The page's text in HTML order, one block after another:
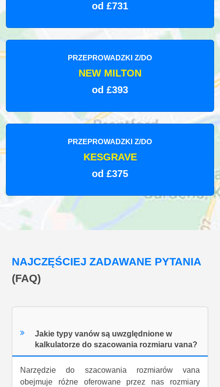
od £731
PRZEPROWADZKI Z/DO
NEW MILTON
od £393
PRZEPROWADZKI Z/DO
KESGRAVE
od £375
NAJCZĘŚCIEJ ZADAWANE PYTANIA
(FAQ)
Jakie typy vanów są uwzględnione w
kalkulatorze do szacowania rozmiaru vana?
Narzędzie do szacowania rozmiarów vana
obejmuje różne oferowane przez nas rozmiary